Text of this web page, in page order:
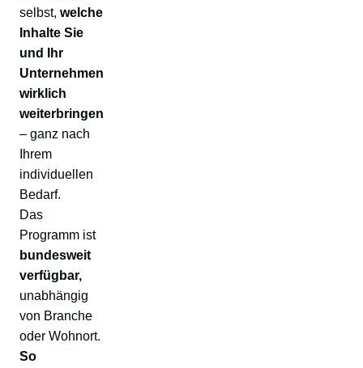
selbst, welche
Inhalte Sie
und Ihr
Unternehmen
wirklich
weiterbringen
– ganz nach
Ihrem
individuellen
Bedarf.
Das
Programm ist
bundesweit
verfügbar,
unabhängig
von Branche
oder Wohnort.
So